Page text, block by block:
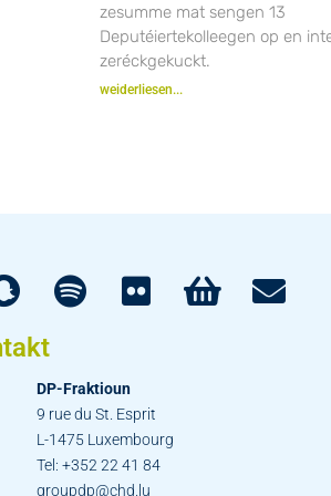
zesumme mat sengen 13
Deputéiertekolleegen op en
zeréckgekuckt.
weiderliesen...
DP-Fraktioun
9 rue du St. Esprit
L-1475 Luxembourg
Tel: +352 22 41 84
groupdp@chd.lu